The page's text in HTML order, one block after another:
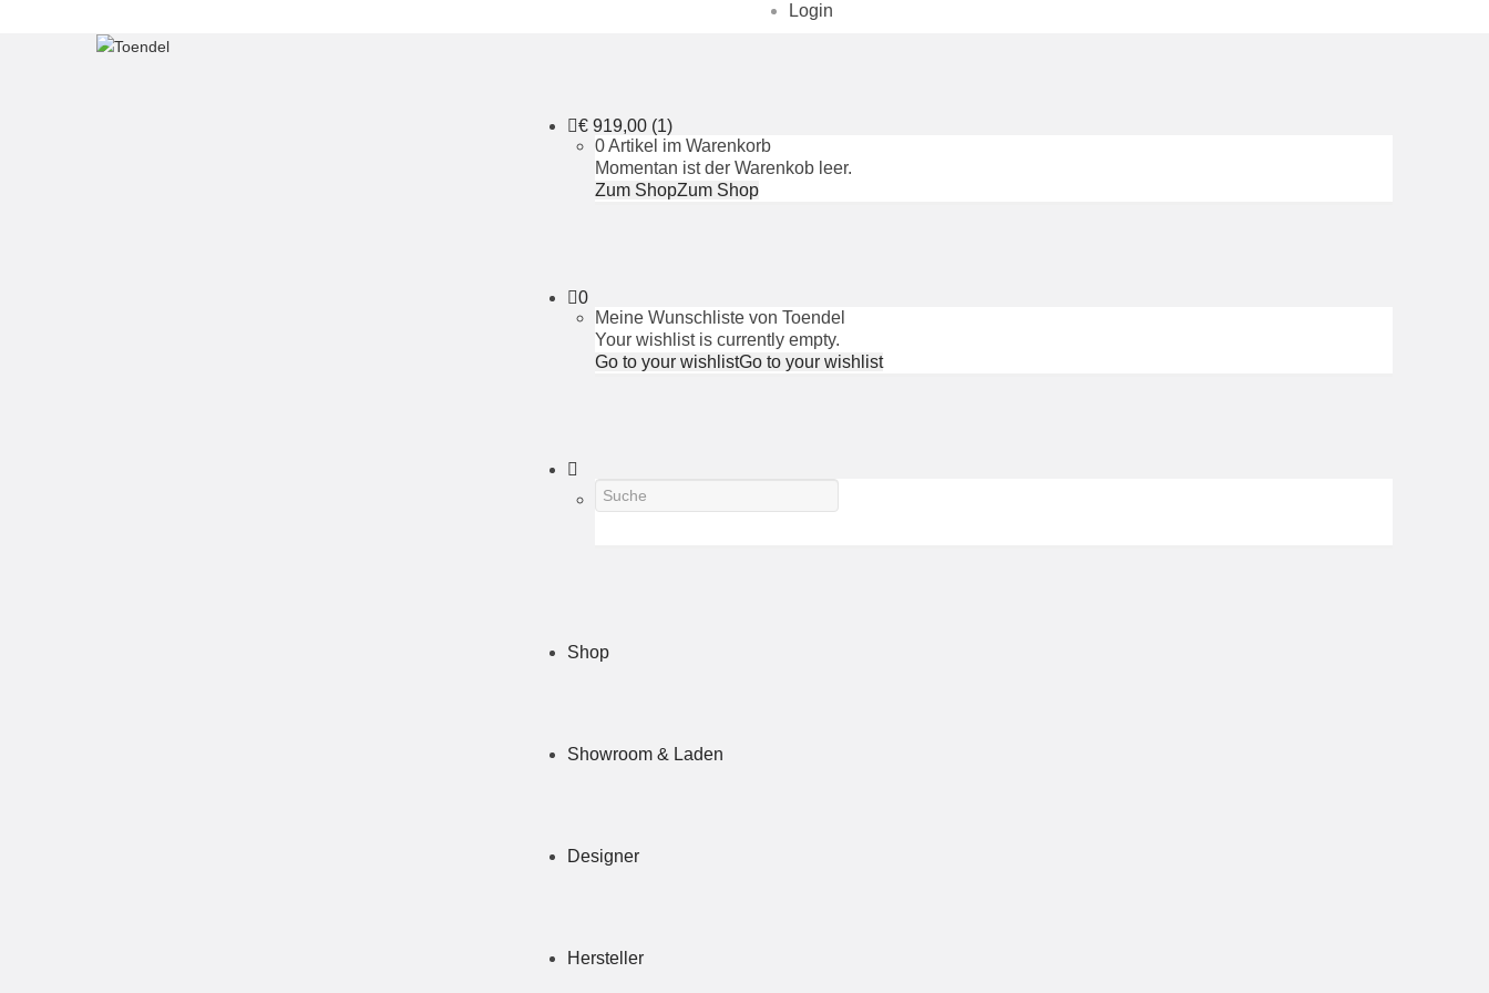
Login
€ 919,00 (1)
0 Artikel im Warenkorb
Momentan ist der Warenkob leer.
Zum ShopZum Shop
0
Meine Wunschliste von Toendel
Your wishlist is currently empty.
Go to your wishlistGo to your wishlist
Shop
Showroom & Laden
Designer
Hersteller